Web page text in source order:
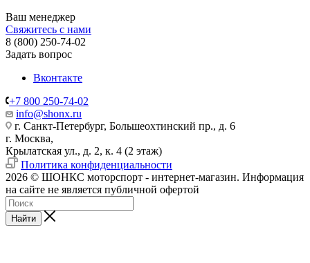
Ваш менеджер
Свяжитесь с нами
8 (800) 250-74-02
Задать вопрос
Вконтакте
+7 800 250-74-02
info@shonx.ru
г. Санкт-Петербург, Большеохтинский пр., д. 6
г. Москва,
Крылатская ул., д. 2, к. 4 (2 этаж)
Политика конфиденциальности
2026 © ШОНКС моторспорт - интернет-магазин. Информация
на сайте не является публичной офертой
Найти